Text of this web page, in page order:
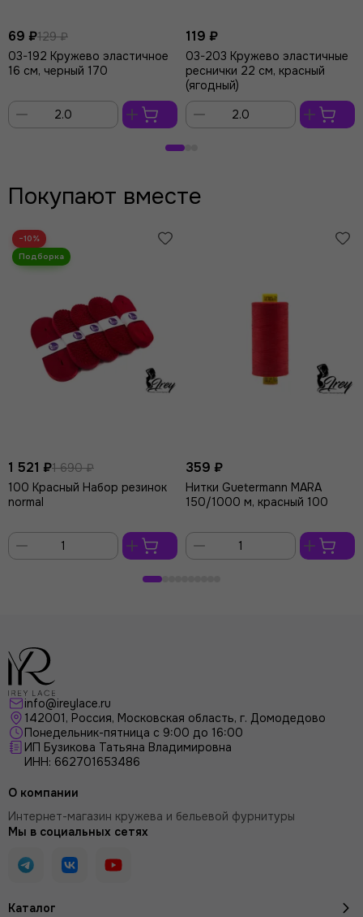
69 ₽129 ₽
03-192 Кружево эластичное
16 см, черный 170
корзину
119 ₽
03-203 Кружево эластичные
реснички 22 см, красный
(ягодный)
Покупают вместе
−10%
1 521 ₽1 690 ₽
100 Красный Набор резинок
normal
корзину
359 ₽
Нитки Guetermann MARA
150/1000 м, красный 100
info@ireylace.ru
142001, Россия, Московская область, г. Домодедово
Понедельник-пятница с 9:00 до 16:00
ИП Бузикова Татьяна Владимировна
ИНН: 662701653486
Каталог
О компании
Интернет-магазин кружева и бельевой фурнитуры
Мы в социальных сетях